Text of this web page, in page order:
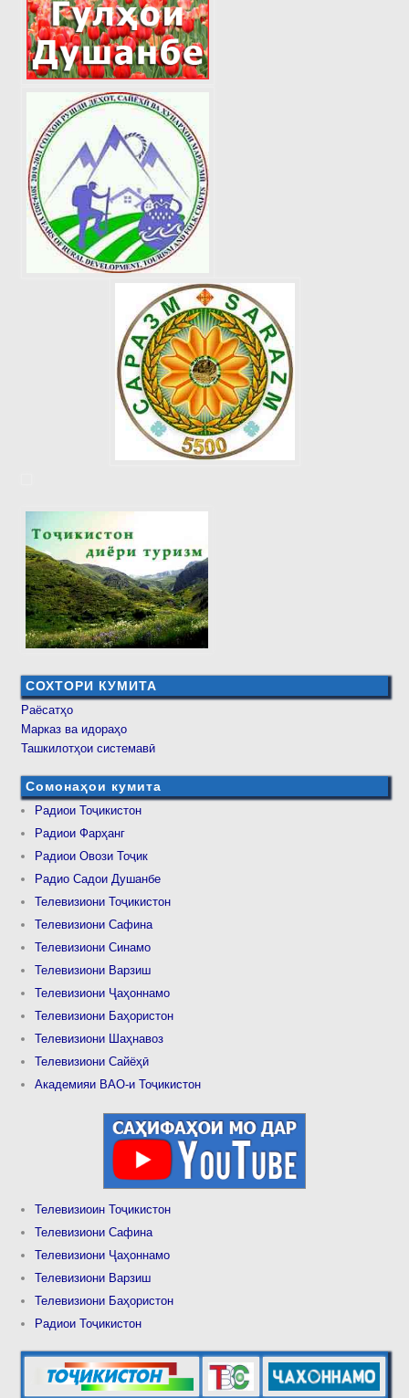
СОХТОРИ КУМИТА
Раёсатҳо
Марказ ва идораҳо
Ташкилотҳои системавӣ
Сомонаҳои кумита
Радиои Тоҷикистон
Радиои Фарҳанг
Радиои Овози Тоҷик
Радио Садои Душанбе
Телевизиони Тоҷикистон
Телевизиони Сафина
Телевизиони Синамо
Телевизиони Варзиш
Телевизиони Ҷаҳоннамо
Телевизиони Баҳористон
Телевизиони Шаҳнавоз
Телевизиони Сайёҳӣ
Академияи ВАО-и Тоҷикистон
Телевизиоин Тоҷикистон
Телевизиони Сафина
Телевизиони Ҷаҳоннамо
Телевизиони Варзиш
Телевизиони Баҳористон
Радиои Тоҷикистон